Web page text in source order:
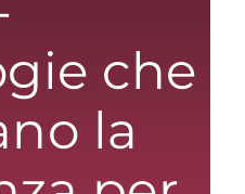
che
la